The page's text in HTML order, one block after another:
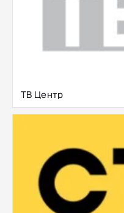
ТВ Центр